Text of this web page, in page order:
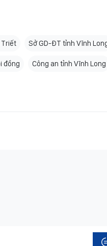
Triết Sở GD-ĐT tỉnh Vĩnh
đồng Công an tỉnh Vĩnh Long